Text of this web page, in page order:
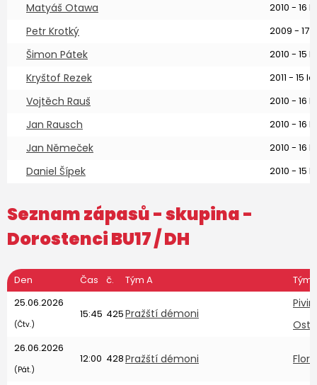
Matyáš Otawa 2010 - 16
Petr Krotký 2009 - 17
Šimon Pátek 2010 - 15
Kryštof Rezek 2011 - 15 let
Vojtěch Rauš 2010 - 16
Jan Rausch 2010 - 16
Jan Němeček 2010 - 16
Daniel Šípek 2010 - 15
Seznam zápasů - skupina -
Dorostenci BU17/ DH
Den Čas č. Tým A
Tým
25.06.2026
(Čtv.)
15:45 425Pražští démoni
26.06.2026
(Pát.)
12:00 428Pražští démoni